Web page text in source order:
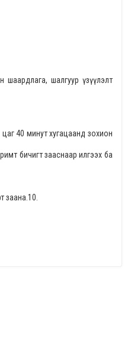
шаардлага, шалгуур үзүүлэлт
40 минут хугацаанд зохион
бичигт зааснаар илгээх ба
заана.10.